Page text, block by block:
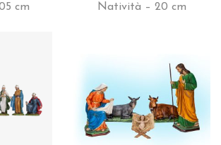
cm Natività – 20 cm